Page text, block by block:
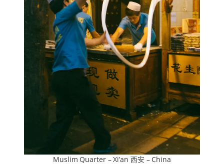
Muslim Quarter – Xi’an 西安 – China